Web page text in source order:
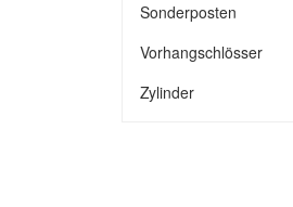
Sonderposten
Vorhangschlösser
Zylinder